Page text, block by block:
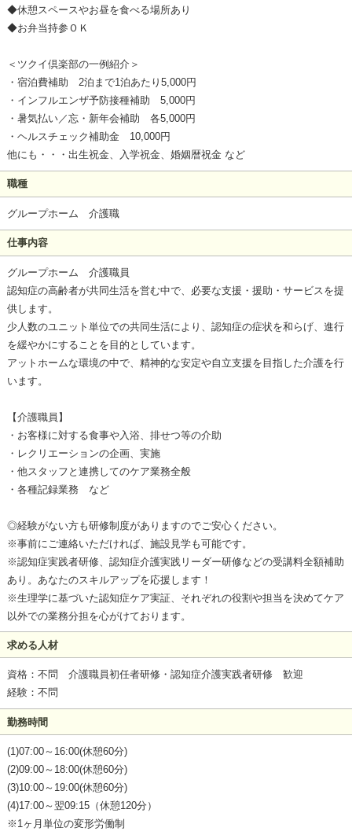
◆休憩スペースやお昼を食べる場所あり
◆お弁当持参ＯＫ
＜ツクイ倶楽部の一例紹介＞
・宿泊費補助 2泊まで1泊あたり5,000円
・インフルエンザ予防接種補助 5,000円
・暑気払い／忘・新年会補助 各5,000円
・ヘルスチェック補助金 10,000円
他にも・・・出生祝金、入学祝金、婚姻暦祝金 など
職種
グループホーム 介護職
仕事内容
グループホーム 介護職員
認知症の高齢者が共同生活を営む中で、必要な支援・援助・サービスを提
供します。
少人数のユニット単位での共同生活により、認知症の症状を和らげ、進行
を緩やかにすることを目的としています。
アットホームな環境の中で、精神的な安定や自立支援を目指した介護を行
います。
【介護職員】
・お客様に対する食事や入浴、排せつ等の介助
・レクリエーションの企画、実施
・他スタッフと連携してのケア業務全般
・各種記録業務 など
◎経験がない方も研修制度がありますのでご安心ください。
※事前にご連絡いただければ、施設見学も可能です。
※認知症実践者研修、認知症介護実践リーダー研修などの受講料全額補助
あり。あなたのスキルアップを応援します！
※生理学に基づいた認知症ケア実証、それぞれの役割や担当を決めてケア
以外での業務分担を心がけております。
求める人材
資格：不問 介護職員初任者研修・認知症介護実践者研修 歓迎
経験：不問
勤務時間
(1)07:00～16:00(休憩60分)
(2)09:00～18:00(休憩60分)
(3)10:00～19:00(休憩60分)
(4)17:00～翌09:15（休憩120分）
※1ヶ月単位の変形労働制